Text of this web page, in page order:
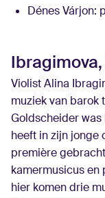
Dénes Várjon:
Violist Alina
muziek van barok
Goldscheider was
heeft in zijn jonge
première
kamermusicus en
hier komen drie